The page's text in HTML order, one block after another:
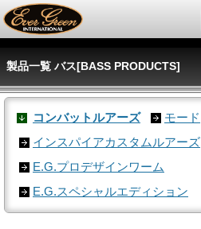
製品一覧 バス[BASS PRODUCTS]
コンバットルアーズ モード
インスパイアカスタムルアーズ
E.G.プロデザインワーム
E.G.スペシャルエディション